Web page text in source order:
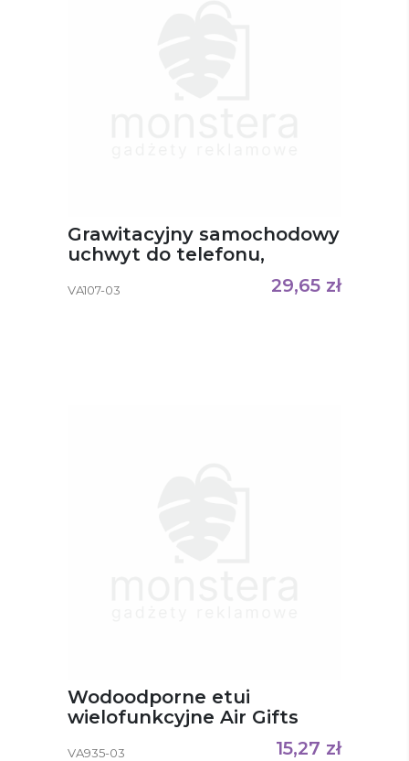
Grawitacyjny samochodowy
uchwyt do telefonu,
ładowarka bezprzewodowa
15W Amberle
VA107-03 29,65 zł
Wodoodporne etui
wielofunkcyjne Air Gifts
VA935-03 15,27 zł